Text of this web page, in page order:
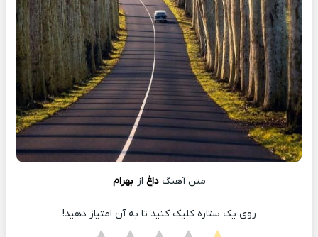
متن آهنگداغ از بهرام
روی یک ستاره کلیک کنید تا به آن امتیاز دهید!